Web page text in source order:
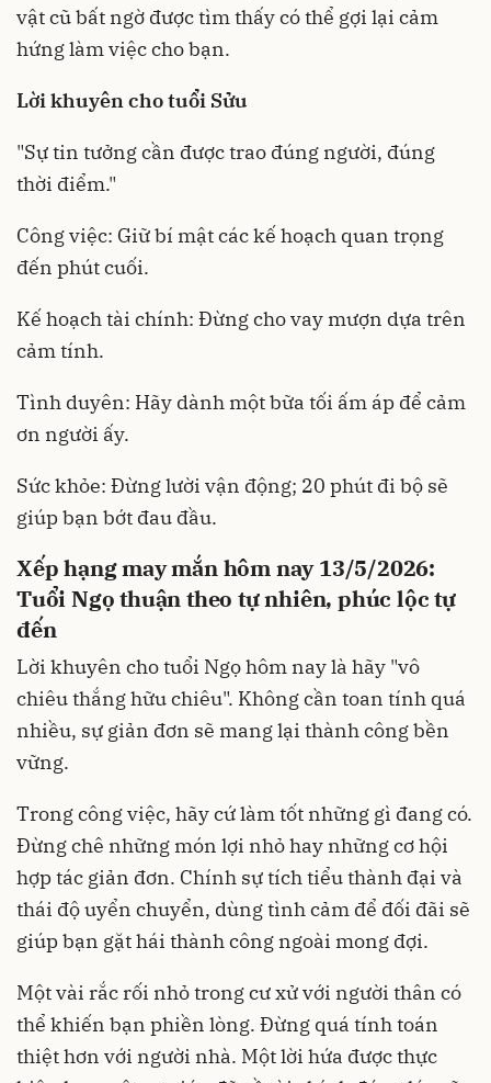
vật cũ bất ngờ được tìm thấy có thể gợi lại cảm
hứng làm việc cho bạn.
Lời khuyên cho tuổi Sửu
"Sự tin tưởng cần được trao đúng người, đúng
thời điểm."
Công việc: Giữ bí mật các kế hoạch quan trọng
đến phút cuối.
Kế hoạch tài chính: Đừng cho vay mượn dựa trên
cảm tính.
Tình duyên: Hãy dành một bữa tối ấm áp để cảm
ơn người ấy.
Sức khỏe: Đừng lười vận động; 20 phút đi bộ sẽ
giúp bạn bớt đau đầu.
Xếp hạng may mắn hôm nay 13/5/2026:
Tuổi Ngọ thuận theo tự nhiên, phúc lộc tự
đến
Lời khuyên cho tuổi Ngọ hôm nay là hãy "vô
chiêu thắng hữu chiêu". Không cần toan tính quá
nhiều, sự giản đơn sẽ mang lại thành công bền
vững.
Trong công việc, hãy cứ làm tốt những gì đang có.
Đừng chê những món lợi nhỏ hay những cơ hội
hợp tác giản đơn. Chính sự tích tiểu thành đại và
thái độ uyển chuyển, dùng tình cảm để đối đãi sẽ
giúp bạn gặt hái thành công ngoài mong đợi.
Một vài rắc rối nhỏ trong cư xử với người thân có
thể khiến bạn phiền lòng. Đừng quá tính toán
thiệt hơn với người nhà. Một lời hứa được thực